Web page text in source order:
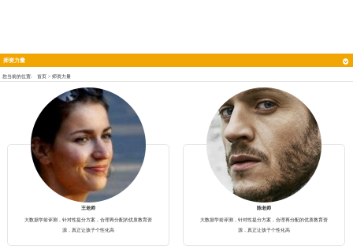
师资力量
您当前的位置: 首页> 师资力量
王老师
大数据学前评测，针对性提分方案，合理再分配的优质教育资
源，真正让孩子个性化高
陈老师
大数据学前评测，针对性提分方案，合理再分配的优质教育资
源，真正让孩子个性化高